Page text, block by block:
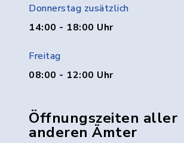
Donnerstag zusätzlich
14:00 - 18:00 Uhr
Freitag
08:00 - 12:00 Uhr
Öffnungszeiten aller
anderen Ämter